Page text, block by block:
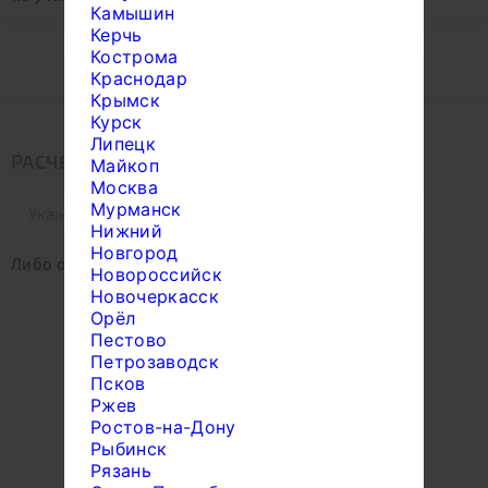
РАСЧЕТ РАССТОЯНИЯ ДОСТАВКИ
Либо отметьте место на карте:
Камышин
Керчь
Кострома
Краснодар
Крымск
Курск
Липецк
Майкоп
Москва
Мурманск
Нижний
Новгород
Новороссийск
Новочеркасск
Орёл
Пестово
Петрозаводск
Псков
Ржев
Ростов-на-Дону
Рыбинск
Рязань